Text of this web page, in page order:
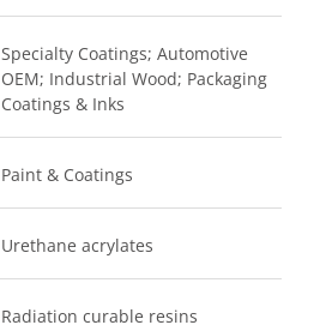
Specialty Coatings; Automotive
OEM; Industrial Wood; Packaging
Coatings & Inks
Paint & Coatings
Urethane acrylates
Radiation curable resins